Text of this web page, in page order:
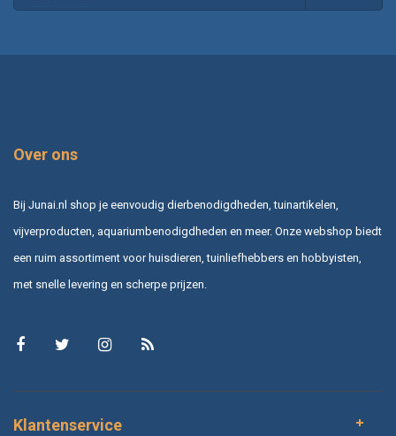
Over ons
Bij Junai.nl shop je eenvoudig dierbenodigdheden, tuinartikelen,
vijverproducten, aquariumbenodigdheden en meer. Onze webshop biedt
een ruim assortiment voor huisdieren, tuinliefhebbers en hobbyisten,
met snelle levering en scherpe prijzen.
Klantenservice